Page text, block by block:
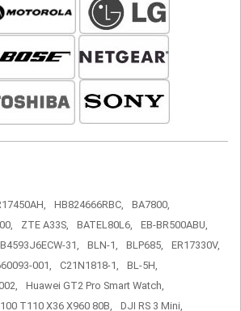
HB824666RBC,
BA7800,
ZTE A33S, BATEL80L6,
EB-BR500ABU,
31, BLN-1, BLP685,
ER17330V,
001, C21N1818-1,
BL-5H,
Huawei GT2 Pro Smart Watch,
T110 X36 X960 80B,
DJI RS 3 Mini,